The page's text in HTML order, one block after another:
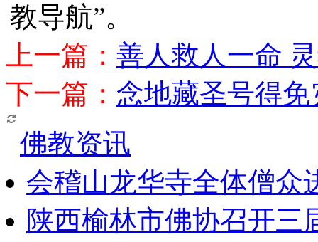
教导航”。
上一篇： 善人救人一命
下一篇： 念地藏圣号得免
佛教资讯
会稽山龙华寺全体僧众
陕西榆林市佛协召开三